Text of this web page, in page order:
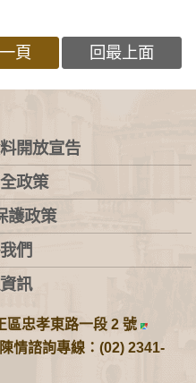
頁 回最上面
開放宣告
政策
護政策
們
訊
區忠孝東路一段 2 號
情諮詢專線：(02) 2341-